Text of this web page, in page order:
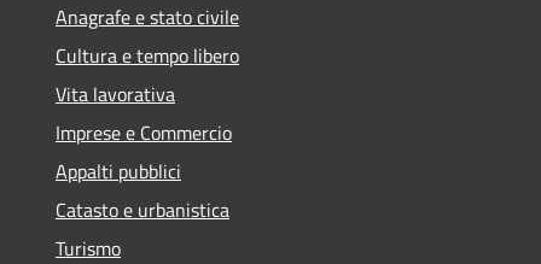
Anagrafe e stato civile
Cultura e tempo libero
Vita lavorativa
Imprese e Commercio
Appalti pubblici
Catasto e urbanistica
Turismo